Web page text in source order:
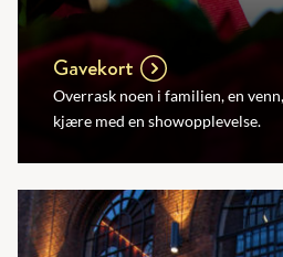
Gavekort
Overrask noen i familien, en
kjære med en showopplevelse.